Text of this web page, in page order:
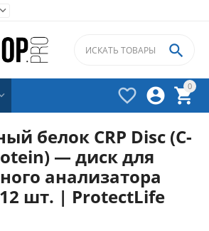

0




белок CRP Disc (C-
— диск для
анализатора
шт. | ProtectLife